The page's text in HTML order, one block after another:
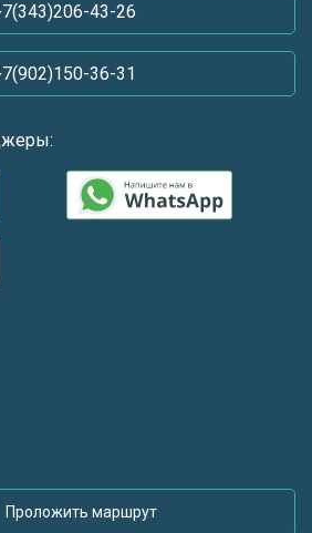
43-26
36-31
Проложить маршрут